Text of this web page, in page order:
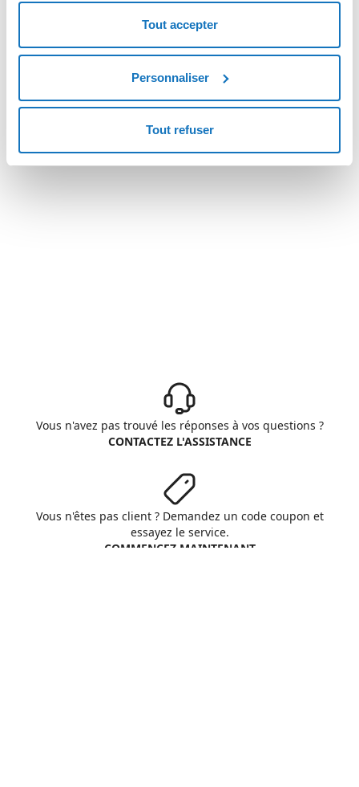
Tout accepter
Personnaliser
Tout refuser
Vous n'avez pas trouvé les réponses à vos questions ?
CONTACTEZ L'ASSISTANCE
Vous n'êtes pas client ? Demandez un code coupon et
essayez le service.
COMMENCEZ MAINTENANT